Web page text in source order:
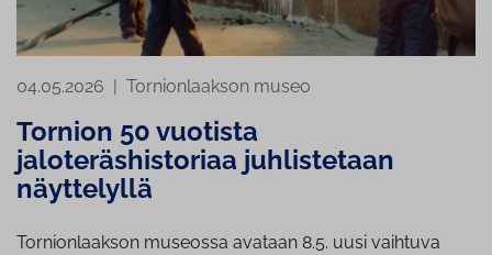
04.05.2026 Tornionlaakson museo
Tornion 50 vuotista
jaloteräshistoriaa juhlistetaan
näyttelyllä
Tornionlaakson museossa avataan 8.5. uusi vaihtuva